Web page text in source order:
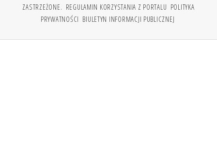
ZASTRZEŻONE. REGULAMIN KORZYSTANIA Z PORTALU POLITYKA
PRYWATNOŚCI BIULETYN INFORMACJI PUBLICZNEJ